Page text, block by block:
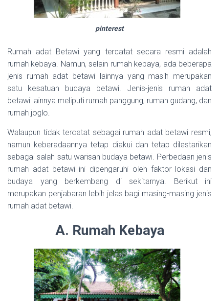
pinterest
Rumah adat Betawi yang tercatat secara resmi adalah
rumah kebaya. Namun, selain rumah kebaya, ada beberapa
jenis rumah adat betawi lainnya yang masih merupakan
satu kesatuan budaya betawi. Jenis-jenis rumah adat
betawi lainnya meliputi rumah panggung, rumah gudang, dan
rumah joglo.
Walaupun tidak tercatat sebagai rumah adat betawi resmi,
namun keberadaannya tetap diakui dan tetap dilestarikan
sebagai salah satu warisan budaya betawi. Perbedaan jenis
rumah adat betawi ini dipengaruhi oleh faktor lokasi dan
budaya yang berkembang di sekitarnya. Berikut ini
merupakan penjabaran lebih jelas bagi masing-masing jenis
rumah adat betawi.
A. Rumah Kebaya